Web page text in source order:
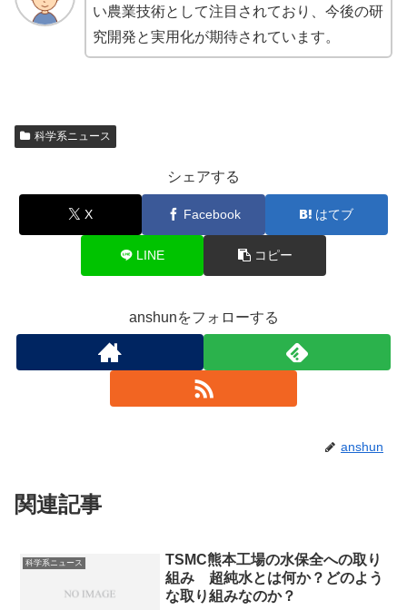
い農業技術として注目されており、今後の研
究開発と実用化が期待されています。
科学系ニュース
シェアする
X Facebook はてブ
LINE コピー
anshunをフォローする
anshun
関連記事
科学系ニュース
TSMC熊本工場の水保全への取り
組み 超純水とは何か？どのよう
な取り組みなのか？